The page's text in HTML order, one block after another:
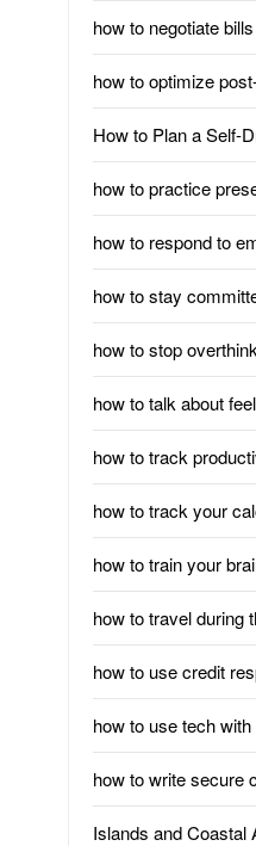
how to negotiate
how to optimize
How to Plan a Self-
how to practice
how to respond to
how to stay
how to stop
how to talk about
how to track
how to track your
how to train your
how to travel during
how to use credit
how to use tech with
how to write secure
Islands and Coastal